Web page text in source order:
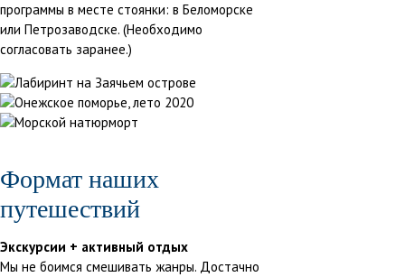
программы в месте стоянки: в Беломорске
или Петрозаводске. (Необходимо
согласовать заранее.)
Формат наших
путешествий
Экскурсии + активный отдых
Мы не боимся смешивать жанры. Достачно